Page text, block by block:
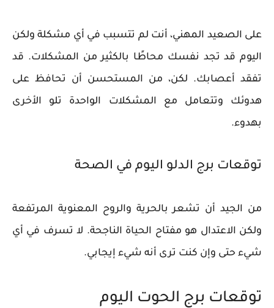
على الصعيد المهني، أنت لم تتسبب في أي مشكلة ولكن
اليوم قد تجد نفسك محاطًا بالكثير من المشكلات. قد
تفقد أعصابك. لكن، من المستحسن أن تحافظ على
هدوئك وتتعامل مع المشكلات الواحدة تلو الأخرى
بهدوء.
توقعات برج الدلو اليوم في الصحة
من الجيد أن تشعر بالحرية والروح المعنوية المرتفعة
ولكن الاعتدال هو مفتاح الحياة الناجحة. لا تسرف في أي
شيء حتى وإن كنت ترى أنه شيء إيجابي.
توقعات برج الحوت اليوم